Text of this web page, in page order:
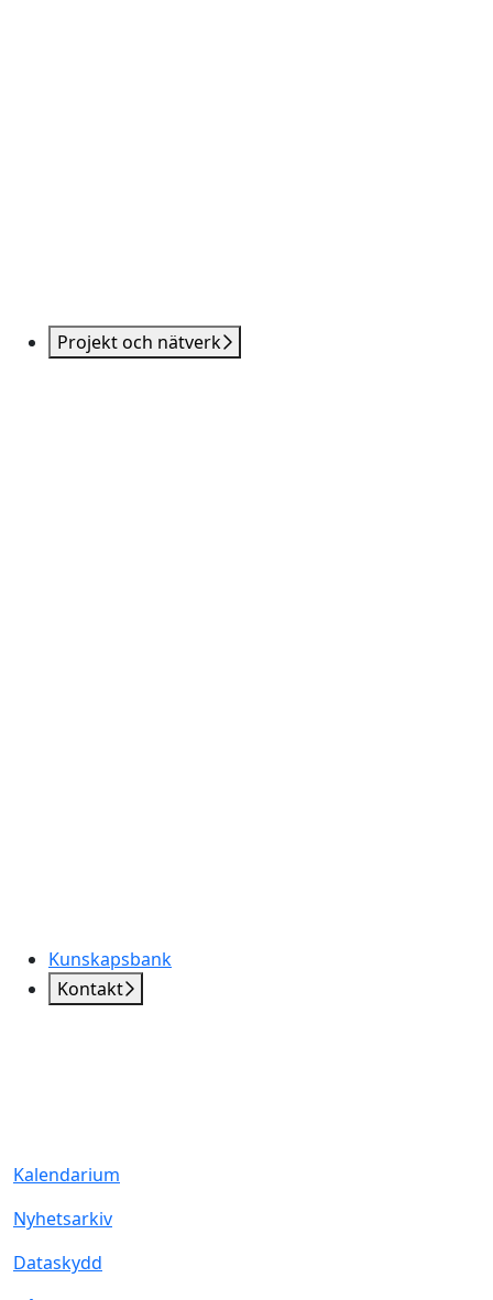
Projekt och nätverk
Kunskapsbank
Kontakt
Kalendarium
Nyhetsarkiv
Dataskydd